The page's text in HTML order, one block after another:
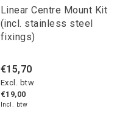
Linear Centre Mount Kit
(incl. stainless steel
fixings)
€15,70
Excl. btw
€19,00
Incl. btw